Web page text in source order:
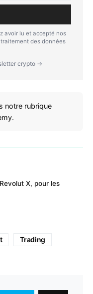
avoir lu et accepté nos
des données
crypto →
notre rubrique
X, pour les
Trading